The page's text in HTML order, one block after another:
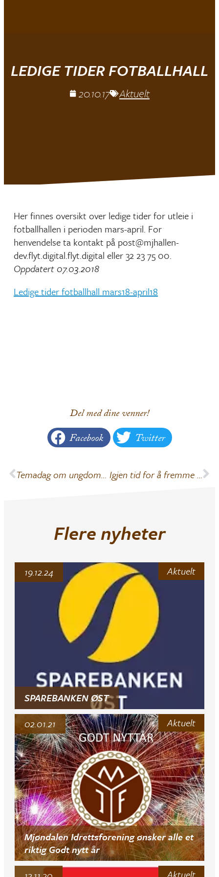
LEDIGE TIDER FOTBALLHALL
20.10.17 Aktuelt
Her finnes oversikt over ledige tider for utleie i
fotballhallen i perioden mars-april. For
henvendelse ta kontakt på post@mjhallen-
dev.flyt.digital.flyt.digital eller 32 23 75 00.
Oppdatert 07.03.2018
Ledige tider fotballhall mars18-april18
Del med dine venner!
Facebook Twitter
Temadag om ungdomsidrett Igjen tid for å fremme kandidater til hedersbevis i MIF
Flere nyheter
Aktuelt
SPAREBANKEN ØST
19.12.24
Aktuelt
Mjøndalen Idrettsforening ønsker alle et
riktig Godt nytt år
02.01.21
Aktuelt